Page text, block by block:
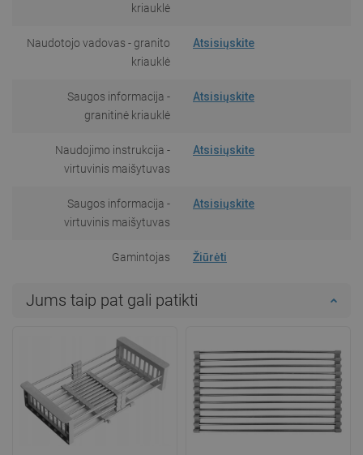
kriauklė
Naudotojo vadovas - granito
kriauklė
Atsisiųskite
Saugos informacija -
granitinė kriauklė
Atsisiųskite
Naudojimo instrukcija -
virtuvinis maišytuvas
Atsisiųskite
Saugos informacija -
virtuvinis maišytuvas
Atsisiųskite
Gamintojas Žiūrėti
Jums taip pat gali patikti